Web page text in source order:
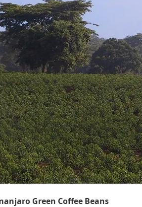
Green Coffee Beans